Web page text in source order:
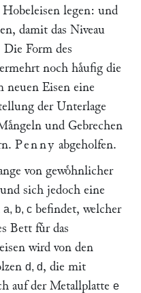
Hobeleisen legen: und
damit das Niveau
Die Form des
noch haͤufig die
neuen Eisen eine
der Unterlage
und Gebrechen
Penny abgeholfen.
von gewoͤhnlicher
sich jedoch eine
a, b, c befindet, welcher
Bett fuͤr das
wird von den
d, d, die mit
auf der Metallplatte e